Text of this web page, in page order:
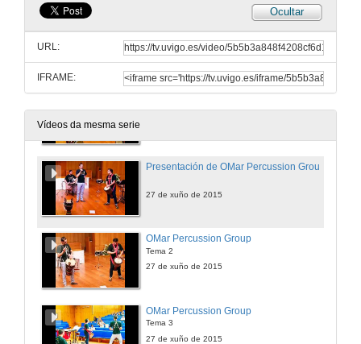
Ocultar
URL:
IFRAME:
Vídeos da mesma serie
Visión da docencia dende os centros universitarios
27 de xuño de 2015
OMar Percussion Group
Presentación de OMar Percussion Group
27 de xuño de 2015
OMar Percussion Group
Tema 2
27 de xuño de 2015
OMar Percussion Group
Tema 3
27 de xuño de 2015